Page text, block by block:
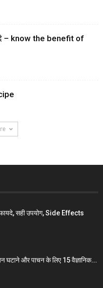
– know the benefit of
सही उपयोग, Side Effects
और पाचन के लिए 15 वैज्ञानिक...